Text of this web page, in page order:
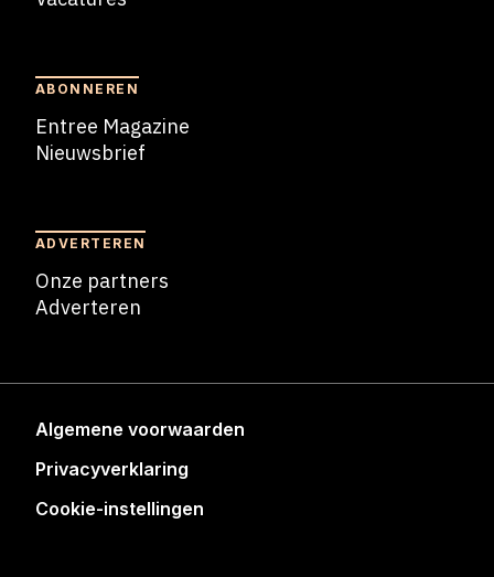
ABONNEREN
Entree Magazine
Nieuwsbrief
ADVERTEREN
Onze partners
Adverteren
Algemene voorwaarden
Privacyverklaring
Cookie-instellingen